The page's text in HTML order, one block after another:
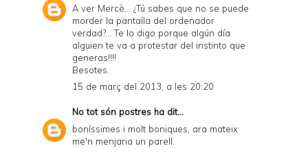
A ver Mercè... ¿Tú sabes que no se puede
morder la pantalla del ordenador
verdad?... Te lo digo porque algún día
alguien te va a protestar del instinto que
generas!!!!
Besotes.
15 de març del 2013, a les 20:20
No tot són postres ha dit...
boníssimes i molt boniques, ara mateix
me'n menjaria un parell.